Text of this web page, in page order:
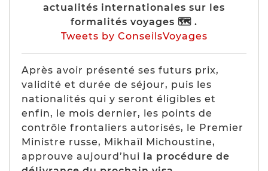
actualités internationales sur les
formalités voyages 🗺 .
Tweets by ConseilsVoyages
Après avoir présenté ses futurs prix,
validité et durée de séjour, puis les
nationalités qui y seront éligibles et
enfin, le mois dernier, les points de
contrôle frontaliers autorisés, le Premier
Ministre russe, Mikhaïl Michoustine,
approuve aujourd’hui
la procédure de